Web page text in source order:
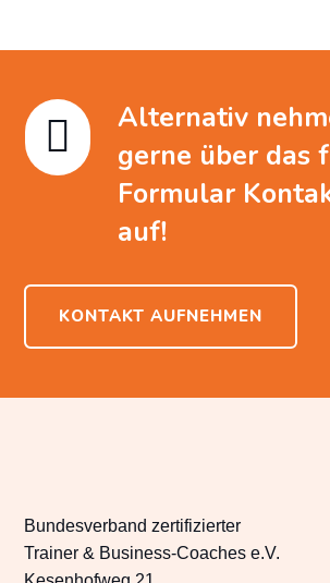

Alternativ
gerne über das
Formular
auf!
KONTAKT AUFNEHMEN
Bundesverband zertifizierter
Trainer & Business-Coaches e.V.